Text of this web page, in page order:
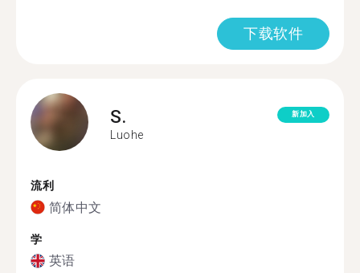
下载软件
S.
Luohe
新加入
流利
简体中文
学
英语